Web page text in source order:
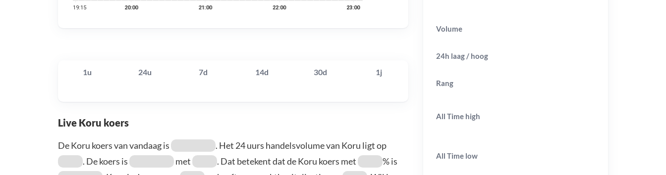
1u 24u 7d 14d 30d 1j
Live Koru koers
De Koru koers van vandaag is
. Het 24 uurs handelsvolume van Koru ligt op
. De koers is
met . Dat betekent dat de Koru koers met
% is
Volume
24h laag / hoog
Rang
All Time high
All Time low